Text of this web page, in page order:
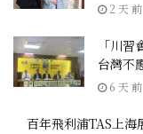
2 天 前
「川
台灣不
6 天 前
百年飛利浦TAS上